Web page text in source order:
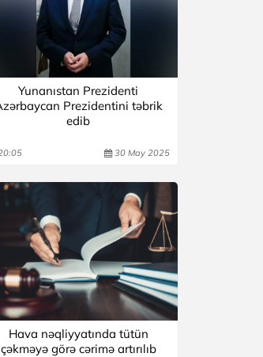
Yunanıstan Prezidenti
Prezidentini təbrik
edib
30 May 2025
Hava nəqliyyatında tütün
çəkməyə görə cərimə artırılıb